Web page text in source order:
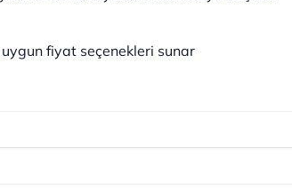
fiyat seçenekleri sunar